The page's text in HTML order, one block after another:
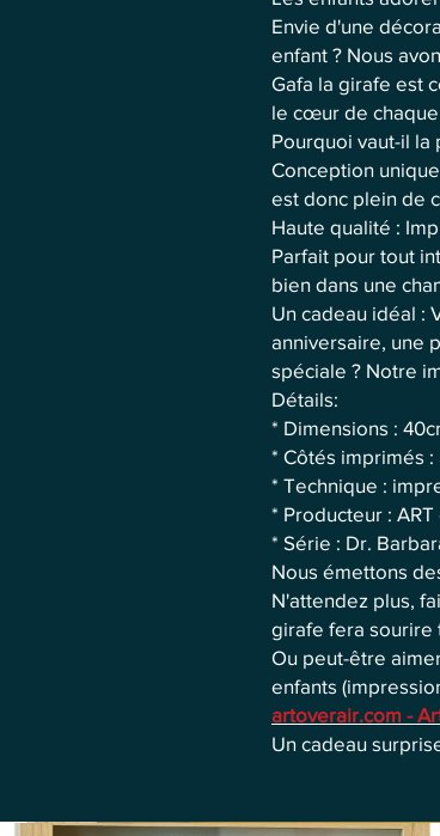
Envie d'une
enfant ? Nous
Gafa la girafe est
le cœur de
Pourquoi vaut-il
Conception
est donc plein de
Haute qualité :
Parfait pour tout
bien dans une
Un cadeau idéal :
anniversaire, une
spéciale ? Notre
Détails:
* Dimensions :
* Côtés imprimés
* Technique :
* Producteur :
* Série : Dr.
Nous émettons
N'attendez plus,
girafe fera sourire
Ou peut-être
enfants
artoverair.com -
Un cadeau